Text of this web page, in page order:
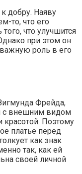
добру. Наяву
то, что его
что улучшится
при этом он
роль в его
Фрейда,
с внешним видом
Поэтому
платье перед
как знак
так, как ей
своей личной